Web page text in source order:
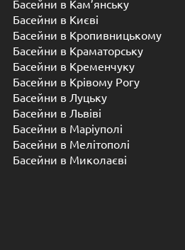
Басейни в Кам’янську
Басейни в Києві
Басейни в Кропивницькому
Басейни в Краматорську
Басейни в Кременчуку
Басейни в Крівому Рогу
Басейни в Луцьку
Басейни в Львіві
Басейни в Маріуполі
Басейни в Мелітополі
Басейни в Миколаєві